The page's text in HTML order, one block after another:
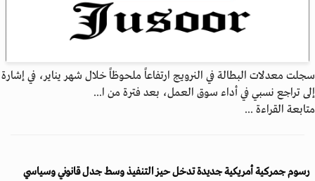
سجلت معدلات البطالة في النرويج ارتفاعاً ملحوظاً خلال شهر يناير، في إشارة
إلى تراجع نسبي في أداء سوق العمل، بعد فترة من ا...
متابعة القراءة ...
رسوم جمركية أمريكية جديدة تدخل حيز التنفيذ وسط جدل قانوني وسياسي